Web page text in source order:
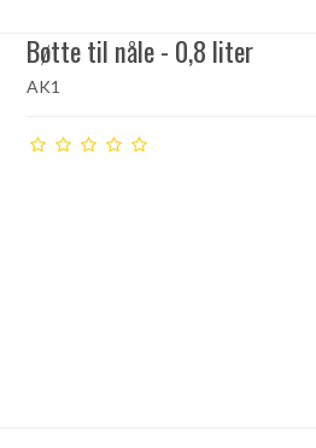
Bøtte til nåle - 0,8 liter
AK1